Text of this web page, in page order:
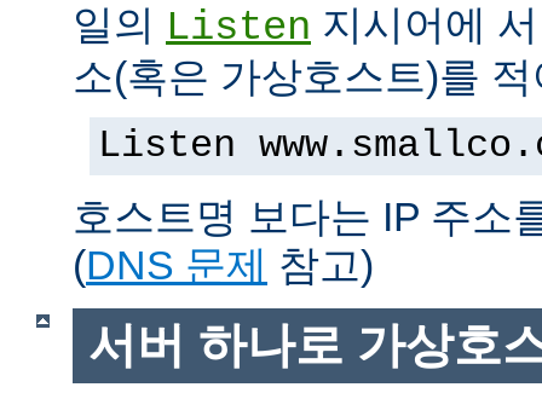
일의 Listen 지시어에
소(혹은 가상호스트)를
Listen
호스트명 보다는 IP 주소
(DNS 문제 참고)
서버 하나로 가상호